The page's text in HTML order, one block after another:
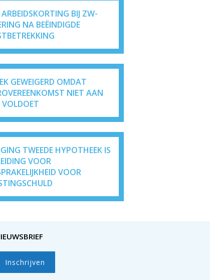
ARBEIDSKORTING BIJ ZW-
NA BEËINDIGDE
GEWEIGERD OMDAT
NIET AAN
VOLDOET
TWEEDE HYPOTHEEK IS
VOOR
VOOR
Inschrijven